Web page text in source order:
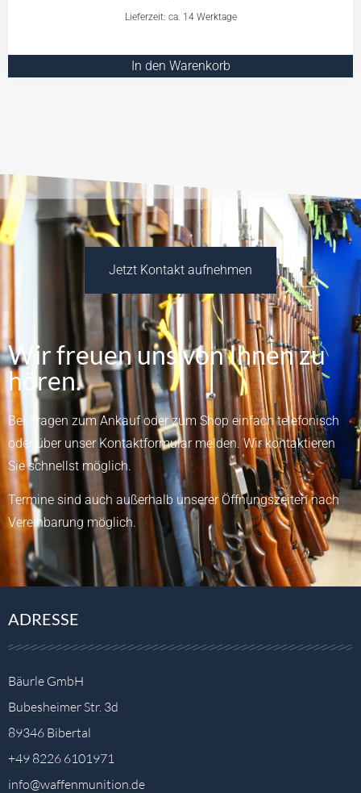
Lieferzeit: ca. 14 Werktage
In den Warenkorb
Jetzt Kontakt aufnehmen
Wir freuen uns von Ihnen zu
hören.
Bei Fragen zum Ankauf oder zum Shop einfach telefonisch
oder über unser Kontaktformularmelden.Wir kontaktieren
Sie schnellst möglich.
Termine sind auch außerhalb unserer Öffnungszeiten nach
Vereinbarung möglich.
ADRESSE
Bäurle GmbH
Bubesheimer Str. 3d
89346 Bibertal
+49 8226 6101971
info@waffenmunition.de